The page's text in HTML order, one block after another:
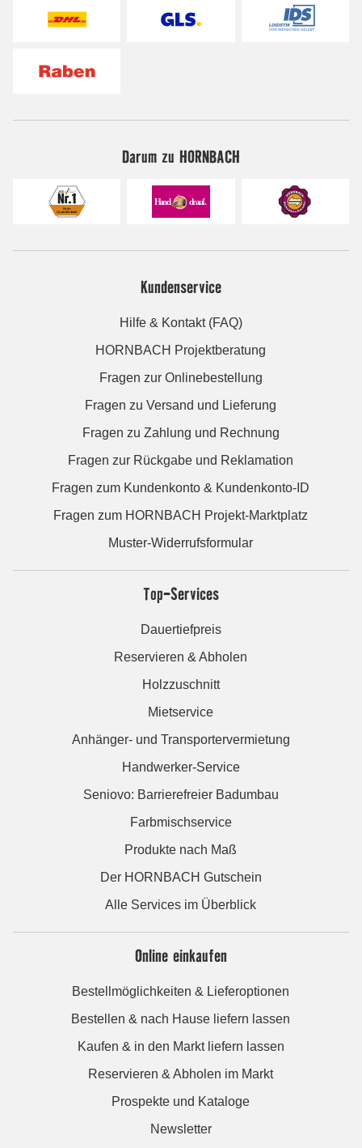
Darum zu HORNBACH
Kundenservice
Hilfe & Kontakt (FAQ)
HORNBACH Projektberatung
Fragen zur Onlinebestellung
Fragen zu Versand und Lieferung
Fragen zu Zahlung und Rechnung
Fragen zur Rückgabe und Reklamation
Fragen zum Kundenkonto & Kundenkonto-ID
Fragen zum HORNBACH Projekt-Marktplatz
Muster-Widerrufsformular
Top-Services
Dauertiefpreis
Reservieren & Abholen
Holzzuschnitt
Mietservice
Anhänger- und Transportervermietung
Handwerker-Service
Seniovo: Barrierefreier Badumbau
Farbmischservice
Produkte nach Maß
Der HORNBACH Gutschein
Alle Services im Überblick
Online einkaufen
Bestellmöglichkeiten & Lieferoptionen
Bestellen & nach Hause liefern lassen
Kaufen & in den Markt liefern lassen
Reservieren & Abholen im Markt
Prospekte und Kataloge
Newsletter